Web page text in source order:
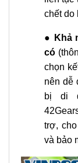
chết do
●
Khả
có
chọn
nên dễ
bị di
trợ,
và bảo